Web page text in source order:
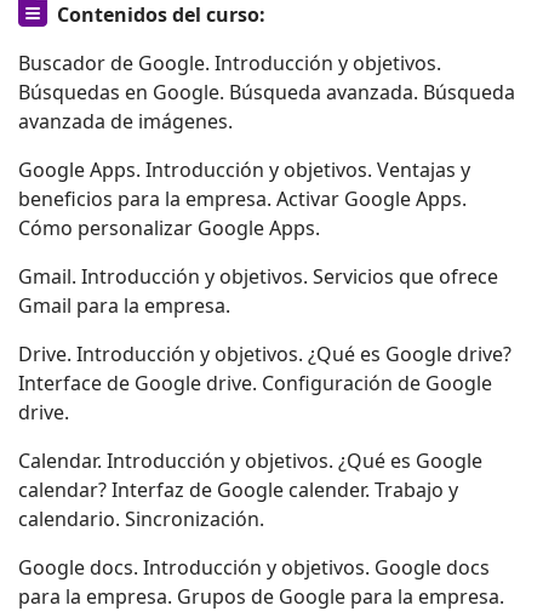
Contenidos del curso:
Buscador de Google. Introducción y objetivos.
Búsquedas en Google. Búsqueda avanzada. Búsqueda
avanzada de imágenes.
Google Apps. Introducción y objetivos. Ventajas y
beneficios para la empresa. Activar Google Apps.
Cómo personalizar Google Apps.
Gmail. Introducción y objetivos. Servicios que ofrece
Gmail para la empresa.
Drive. Introducción y objetivos. ¿Qué es Google drive?
Interface de Google drive. Configuración de Google
drive.
Calendar. Introducción y objetivos. ¿Qué es Google
calendar? Interfaz de Google calender. Trabajo y
calendario. Sincronización.
Google docs. Introducción y objetivos. Google docs
para la empresa. Grupos de Google para la empresa.